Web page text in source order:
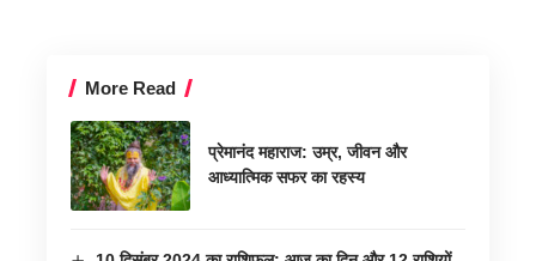
More Read
प्रेमानंद महाराज: उम्र, जीवन और
आध्यात्मिक सफर का रहस्य